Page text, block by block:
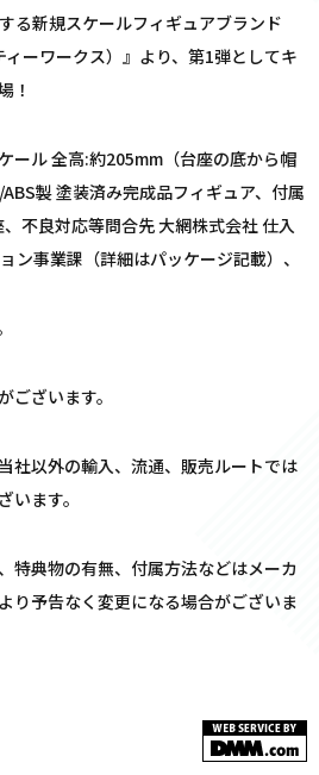
る新規スケールフィギュアブランド
ーワークス）』より、第1弾としてキ
！
ール 全高:約205mm（台座の底から帽
製 塗装済み完成品フィギュア、付属
不良対応等問合先 大網株式会社 仕入
ン事業課（詳細はパッケージ記載）、
ございます。
社以外の輸入、流通、販売ルートでは
います。
特典物の有無、付属方法などはメーカ
り予告なく変更になる場合がございま